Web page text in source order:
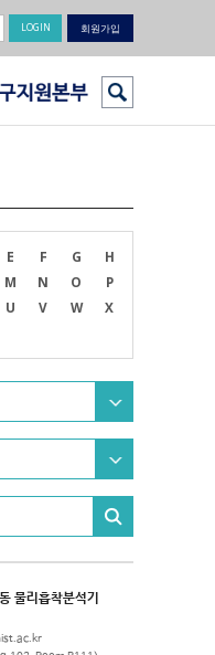
회원가입
E F G
H
M N O
P
U V W
X
리흡착분석기